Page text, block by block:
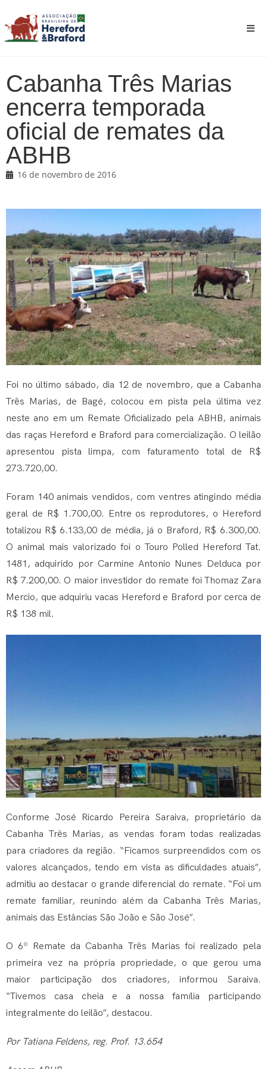
Cabanha Três Marias
encerra temporada
oficial de remates da
ABHB
16 de novembro de 2016
Foi no último sábado, dia 12 de novembro, que a Cabanha
Três Marias, de Bagé, colocou em pista pela última vez
neste ano em um Remate Oficializado pela ABHB, animais
das raças Hereford e Braford para comercialização. O leilão
apresentou pista limpa, com faturamento total de R$
273.720,00.
Foram 140 animais vendidos, com ventres atingindo média
geral de R$ 1.700,00. Entre os reprodutores, o Hereford
totalizou R$ 6.133,00 de média, já o Braford, R$ 6.300,00.
O animal mais valorizado foi o Touro Polled Hereford Tat.
1481, adquirido por Carmine Antonio Nunes Delduca por
R$ 7.200,00. O maior investidor do remate foi Thomaz Zara
Mercio, que adquiriu vacas Hereford e Braford por cerca de
R$ 138 mil.
Conforme José Ricardo Pereira Saraiva, proprietário da
Cabanha Três Marias, as vendas foram todas realizadas
para criadores da região. “Ficamos surpreendidos com os
valores alcançados, tendo em vista as dificuldades atuais”,
admitiu ao destacar o grande diferencial do remate. “Foi um
remate familiar, reunindo além da Cabanha Três Marias,
animais das Estâncias São João e São José”.
O 6º Remate da Cabanha Três Marias foi realizado pela
primeira vez na própria propriedade, o que gerou uma
maior participação dos criadores, informou Saraiva.
“Tivemos casa cheia e a nossa família participando
integralmente do leilão”, destacou.
Por Tatiana Feldens, reg. Prof. 13.654